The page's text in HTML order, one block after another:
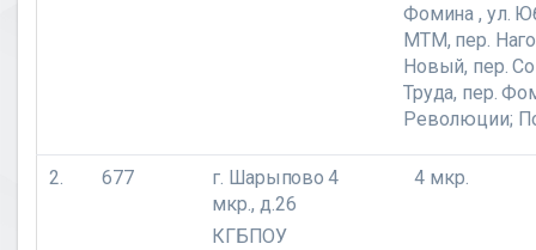
Фомина , ул.
МТМ, пер.
Новый, пер.
Труда, пер.
Революции;
2. 677 г. Шарыпово4
мкр., д.26
КГБПОУ
4 мкр.